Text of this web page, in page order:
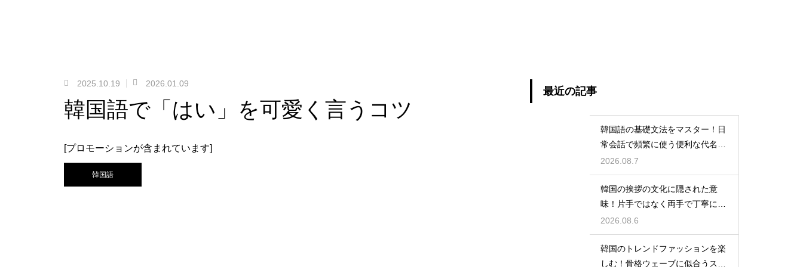
2025.10.19 2026.01.09
韓国語で「はい」を可愛く言うコツ
[プロモーションが含まれています]
韓国語
最近の記事
韓国語の基礎文法をマスター！日
常会話で頻繁に使う便利な代名詞
の一覧
2026.08.7
韓国の挨拶の文化に隠された意
味！片手ではなく両手で丁寧に握
手する理由
2026.08.6
韓国のトレンドファッションを楽
しむ！骨格ウェーブに似合うスタ